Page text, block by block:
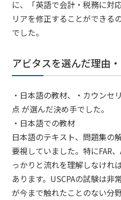
に、「英語で会計・税務に対
リアを修正することができる
でした。
アビタスを選んだ理由
・日本語の教材、・カウンセ
点 が選んだ決め手でした。
・日本語での教材
日本語のテキスト、問題集の
要視していました。特にFAR
っかりと流れを理解しなけれ
あります。USCPAの試験は非
が今まで触れたことのない分